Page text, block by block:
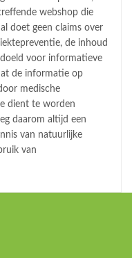
webshop die
doet geen claims over
de inhoud
voor informatieve
de informatie op
medische
dient te worden
daarom altijd een
van natuurlijke
van